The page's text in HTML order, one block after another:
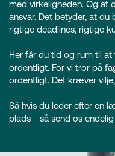
med virkeligheden. Og at
ansvar. Det betyder, at
rigtige deadlines, rigtige
Her får du tid og rum til
ordentligt. For vi tror på
ordentligt. Det kræver
Så hvis du leder efter en
plads - så send os